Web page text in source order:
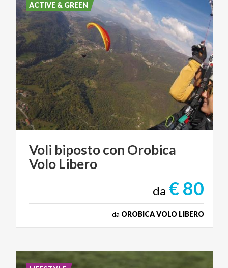
Voli bipostocon Orobica
Volo Libero
da € 80
da OROBICA VOLO LIBERO
ACTIVE & GREEN